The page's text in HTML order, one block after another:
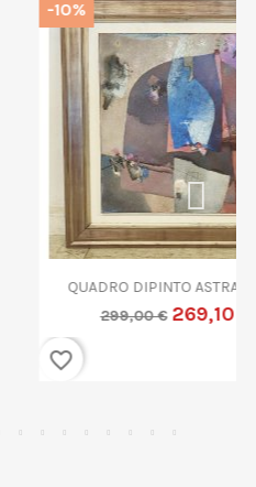
ASTRATTO G....